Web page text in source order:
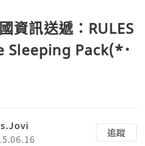
資訊送遞：RULES
Sleeping Pack(*･
追蹤